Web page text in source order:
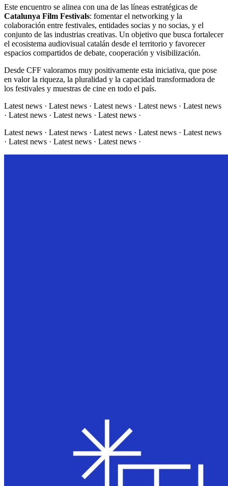
Este encuentro se alinea con una de las líneas estratégicas de
Catalunya Film Festivals: fomentar el networking y la
colaboración entre festivales, entidades socias y no socias, y el
conjunto de las industrias creativas. Un objetivo que busca fortalecer
el ecosistema audiovisual catalán desde el territorio y favorecer
espacios compartidos de debate, cooperación y visibilización.
Desde CFF valoramos muy positivamente esta iniciativa, que pose
en valor la riqueza, la pluralidad y la capacidad transformadora de
los festivales y muestras de cine en todo el país.
Latest news · Latest news · Latest news · Latest news · Latest news
· Latest news · Latest news · Latest news ·
Latest news · Latest news · Latest news · Latest news · Latest news
· Latest news · Latest news · Latest news ·